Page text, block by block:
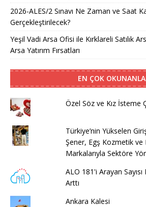
2026-ALES/2 Sınavı Ne Zaman ve Saat
Gerçekleştirilecek?
Yeşil Vadi Arsa Ofisi ile Kırklareli Satılık
Arsa Yatırım Fırsatları
EN ÇOK
Özel Söz ve Kız İsteme
Türkiye’nin Yükselen
Şener, Egş Kozmetik
Markalarıyla Sektöre
ALO 181'i Arayan Sayısı
Arttı
Ankara Kalesi